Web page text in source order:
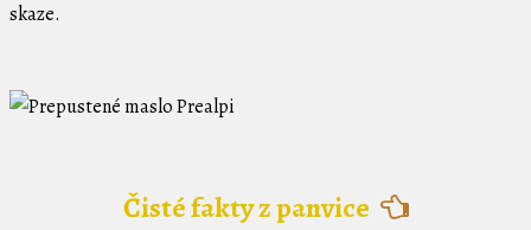
skaze.
Čisté fakty z panvice